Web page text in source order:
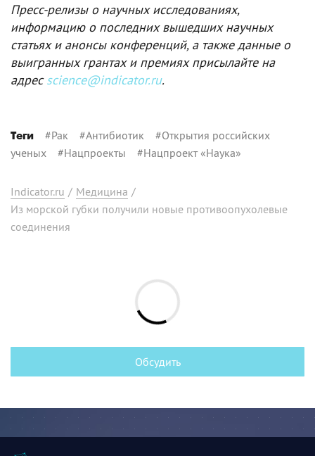
Пресс-релизы о научных исследованиях,
информацию о последних вышедших научных
статьях и анонсы конференций, а также данные о
выигранных грантах и премиях присылайте на
адресscience@indicator.ru.
Теги #Рак #Антибиотик #Открытия российских
ученых #Нацпроекты #Нацпроект «Наука»
Indicator.ru / Медицина /
Из морской губки получили новые противоопухолевые
соединения
Обсудить